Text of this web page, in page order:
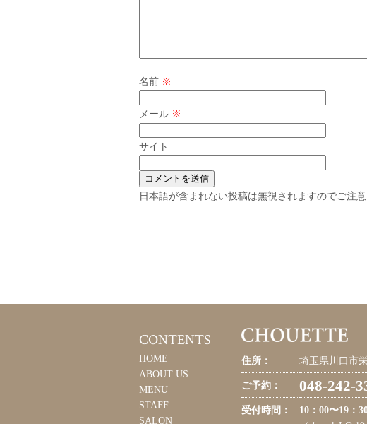
名前 ※
メール ※
サイト
日本語が含まれない投稿は無視されますのでご注
CONTENTS
HOME
ABOUT US
MENU
STAFF
SALON
住所： 埼玉県川口市
ご予約： 048-242-
受付時間：
10：00〜19：